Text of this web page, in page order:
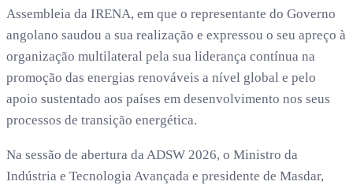
Assembleia da IRENA, em que o representante do Governo
angolano saudou a sua realização e expressou o seu apreço à
organização multilateral pela sua liderança contínua na
promoção das energias renováveis a nível global e pelo
apoio sustentado aos países em desenvolvimento nos seus
processos de transição energética.
Na sessão de abertura da ADSW 2026, o Ministro da
Indústria e Tecnologia Avançada e presidente de Masdar,